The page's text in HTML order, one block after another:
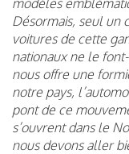
Désormais, seul un
voitures de cette
nationaux ne le
nous offre une
notre pays,
pont de ce
s’ouvrent dans le
nous devons aller